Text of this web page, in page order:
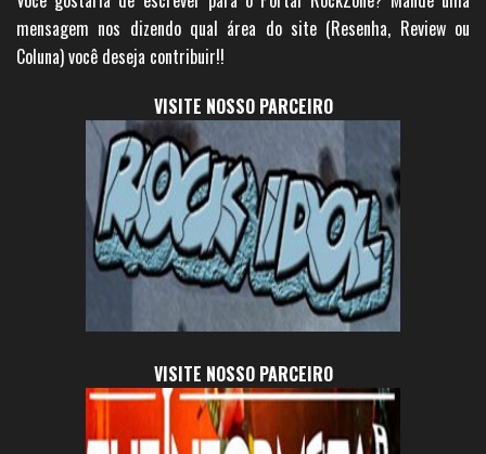
mensagem nos dizendo qual área do site (Resenha, Review ou
Coluna) você deseja contribuir!!
VISITE NOSSO PARCEIRO
VISITE NOSSO PARCEIRO